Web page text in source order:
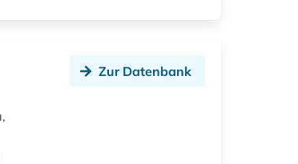
Zur Datenbank